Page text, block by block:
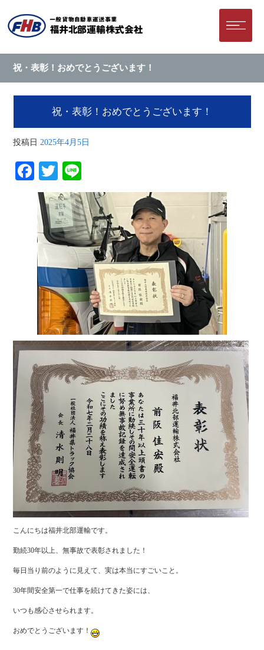
祝・表彰！おめでとうございます！
祝・表彰！おめでとうございます！
投稿日 2025年4月5日
Facebook
Twitter
こんにちは福井北部運輸です。
勤続30年以上、無事故で表彰されました！
毎日当り前のように見えて、実は本当にすごいこと。
30年間安全第一で仕事を続けてきた姿には、
いつも感心させられます。
おめでとうございます！